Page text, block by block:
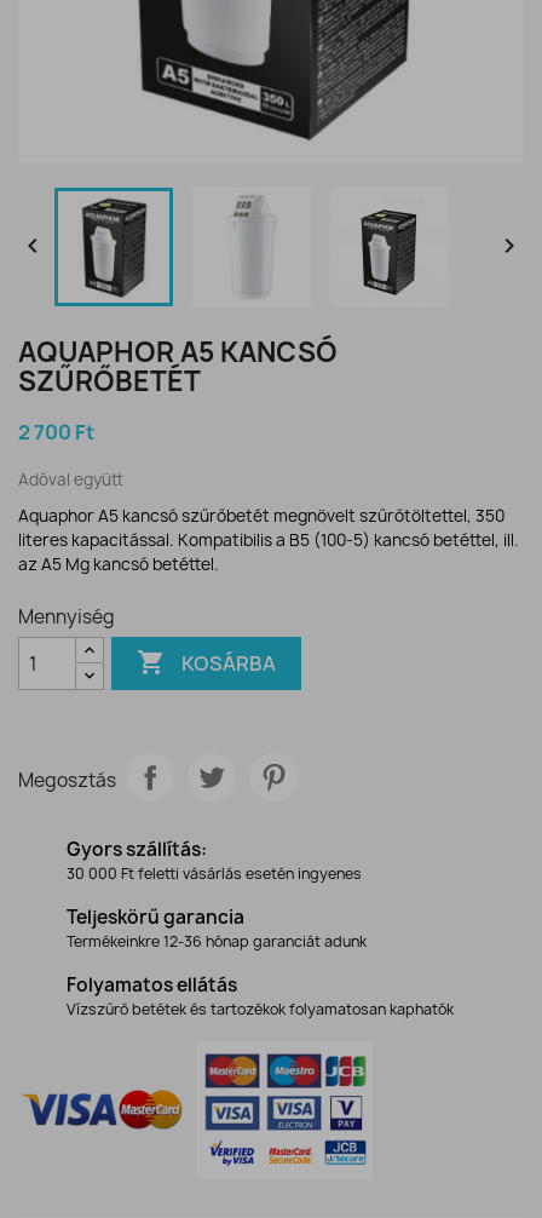
 
AQUAPHOR A5 KANCSÓ
SZŰRŐBETÉT
2 700 Ft
Adóval együtt
Aquaphor A5 kancsó szűrőbetét megnövelt szűrőtöltettel, 350
literes kapacitással. Kompatibilis a B5 (100-5) kancsó betéttel, ill.
az A5 Mg kancsó betéttel.
Mennyiség
 KOSÁRBA
Megosztás
Gyors szállítás:
30 000 Ft feletti vásárlás esetén ingyenes
Teljeskörű garancia
Termékeinkre 12-36 hónap garanciát adunk
Folyamatos ellátás
Vízszűrő betétek és tartozékok folyamatosan kaphatók